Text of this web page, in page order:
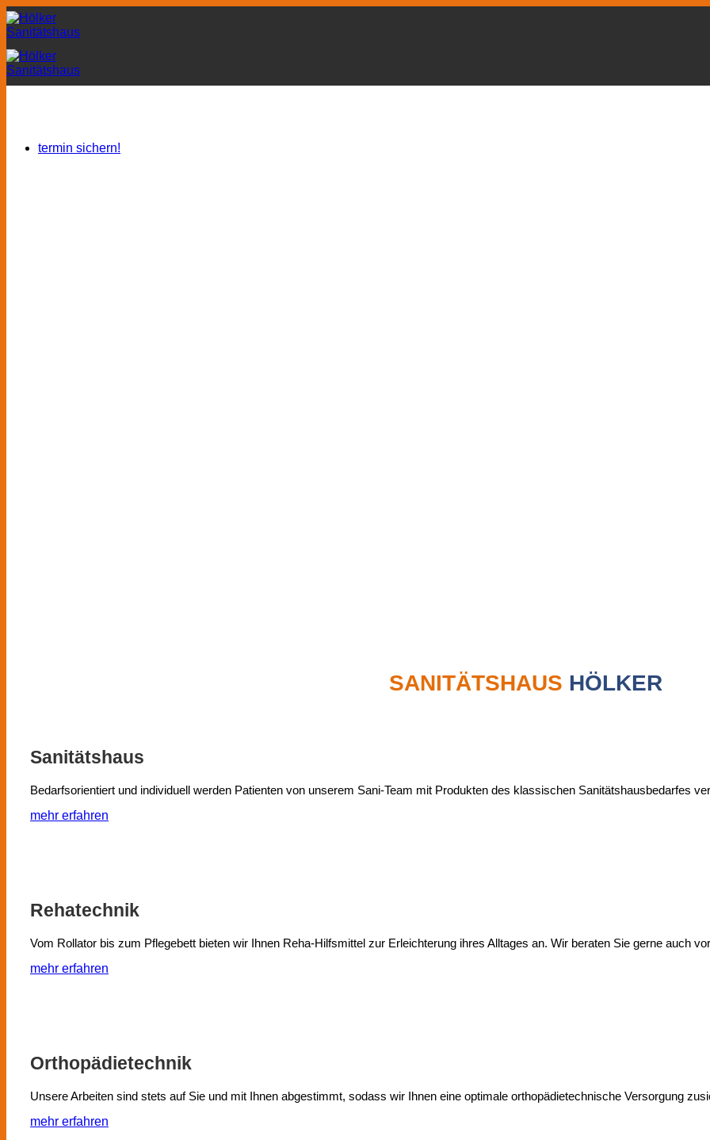
Zum
Inhalt
springen
termin sichern!
SANITÄTS­HAUS HÖLKER
Sanitäts­haus
Bedarfsorientiert und individuell werden Patienten von unserem Sani-Team mit Produkten des klassischen Sanitätshausbedarfes
mehr erfahren
Reha­technik
Vom Rollator bis zum Pflegebett bieten wir Ihnen Reha-Hilfsmittel zur Erleichterung ihres Alltages an. Wir beraten Sie gerne auch
mehr erfahren
Orthopädie­technik
Unsere Arbeiten sind stets auf Sie und mit Ihnen abgestimmt, sodass wir Ihnen eine optimale orthopädietechnische Versorgung
mehr erfahren